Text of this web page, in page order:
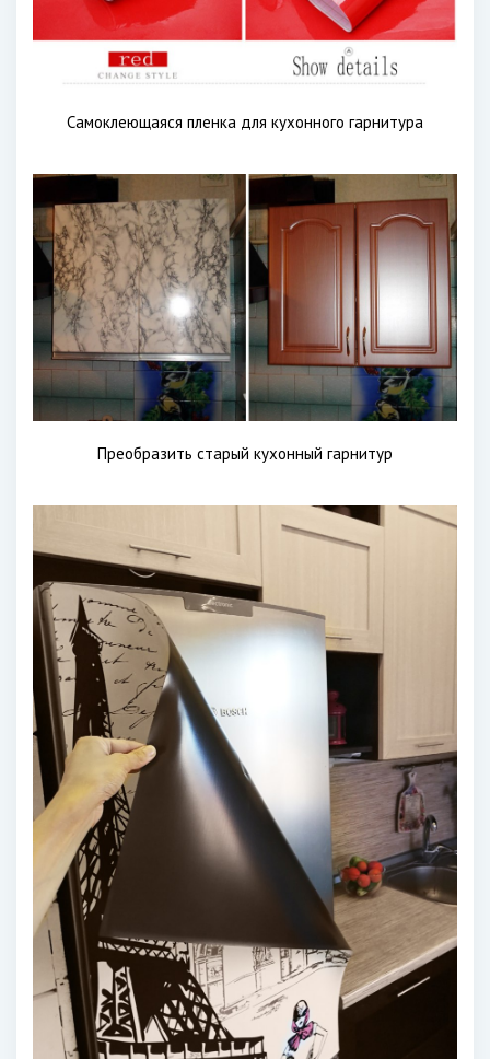
Самоклеющаяся пленка для кухонного гарнитура
Преобразить старый кухонный гарнитур